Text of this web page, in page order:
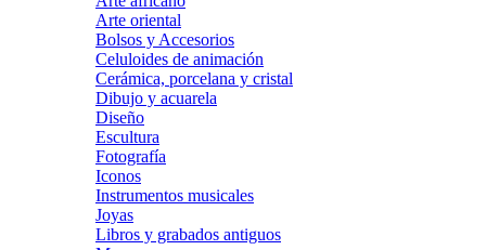
Arte oriental
Bolsos y Accesorios
Celuloides de animación
Cerámica, porcelana y cristal
Dibujo y acuarela
Diseño
Escultura
Fotografía
Iconos
Instrumentos musicales
Joyas
Libros y grabados antiguos